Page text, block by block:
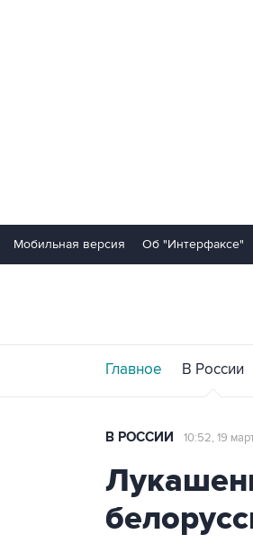
Мобильная версия Об "Интерфаксе"
Главное В России
В РОССИИ 10:52, 19